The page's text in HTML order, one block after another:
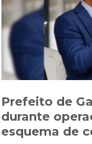
Prefeito de
durante
esquema de